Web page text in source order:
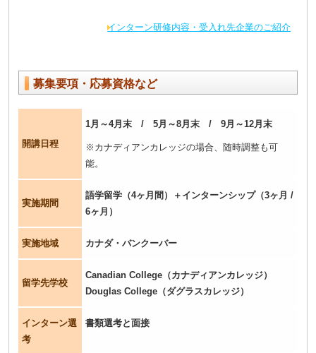
インターン研修内容・受入れ先企業のご紹介
募集要項・応募資格など
開講日程
1月～4月末 / 5月～8月末 / 9月～12月末
※カナディアンカレッジの場合、随時調整も可
能。
実施期間
語学留学（4ヶ月間）＋インターンシップ（3ヶ月 /
6ヶ月）
実施地域 カナダ・バンクーバー
留学先学校
Canadian College（カナディアンカレッジ）
Douglas College（ダグラスカレッジ）
インターン選
考
書類選考と面接